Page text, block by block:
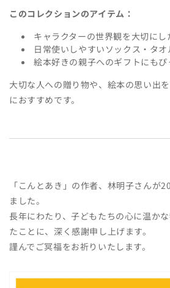
このコレクションのアイテム：
キャラクターの世界観を大切にし
日常使いしやすいソックス・タ
絵本好きの親子へのギフトにもぴ
大切な人への贈り物や、絵本の思い出
におすすめです。
「こんとあき」の作者、林明子さんが
ました。
長年にわたり、子どもたちの心に温か
たことに、深く感謝申し上げます。
謹んでご冥福をお祈りいたします。